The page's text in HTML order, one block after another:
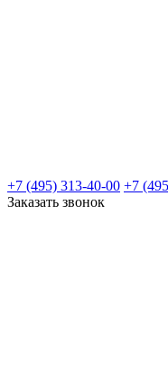
+7 (495) 313-40-00 +7
Заказать звонок